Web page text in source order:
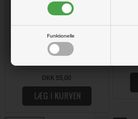
Funktionelle
DKK 55,00